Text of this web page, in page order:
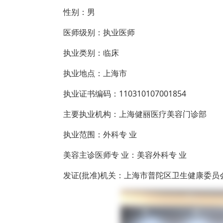
性别：男
医师级别：执业医师
执业类别：临床
执业地点：上海市
执业证书编码：110310107001854
主要执业机构：上海健丽医疗美容门诊部
执业范围：外科专 业
美容主诊医师专 业：美容外科专 业
发证(批准)机关：上海市普陀区卫生健康委员